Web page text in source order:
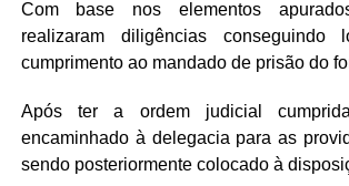
Com base nos elementos
realizaram diligências conseguindo
cumprimento ao mandado de prisão do
Após ter a ordem judicial
encaminhado à delegacia para as
sendo posteriormente colocado à